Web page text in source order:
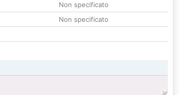
Non specificato
Non specificato